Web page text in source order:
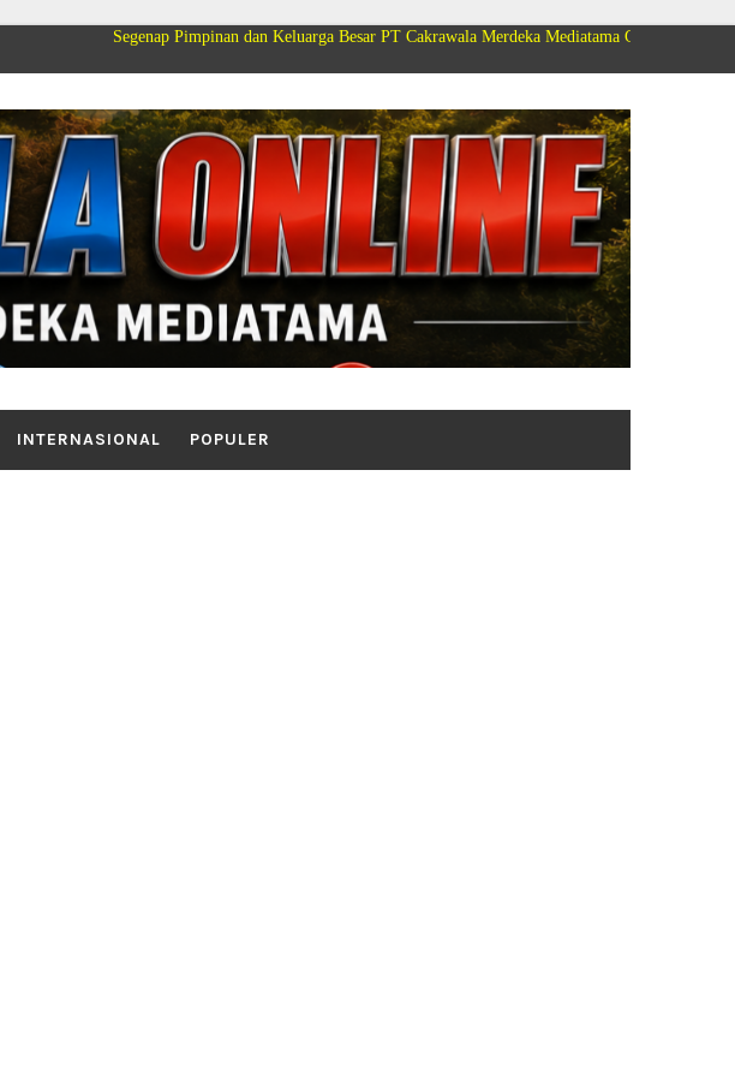
Segenap Pimpinan dan Keluarga Besar PT Cakrawala Merdeka Mediatama Group Mengucapkan Selamat
INTERNASIONAL POPULER